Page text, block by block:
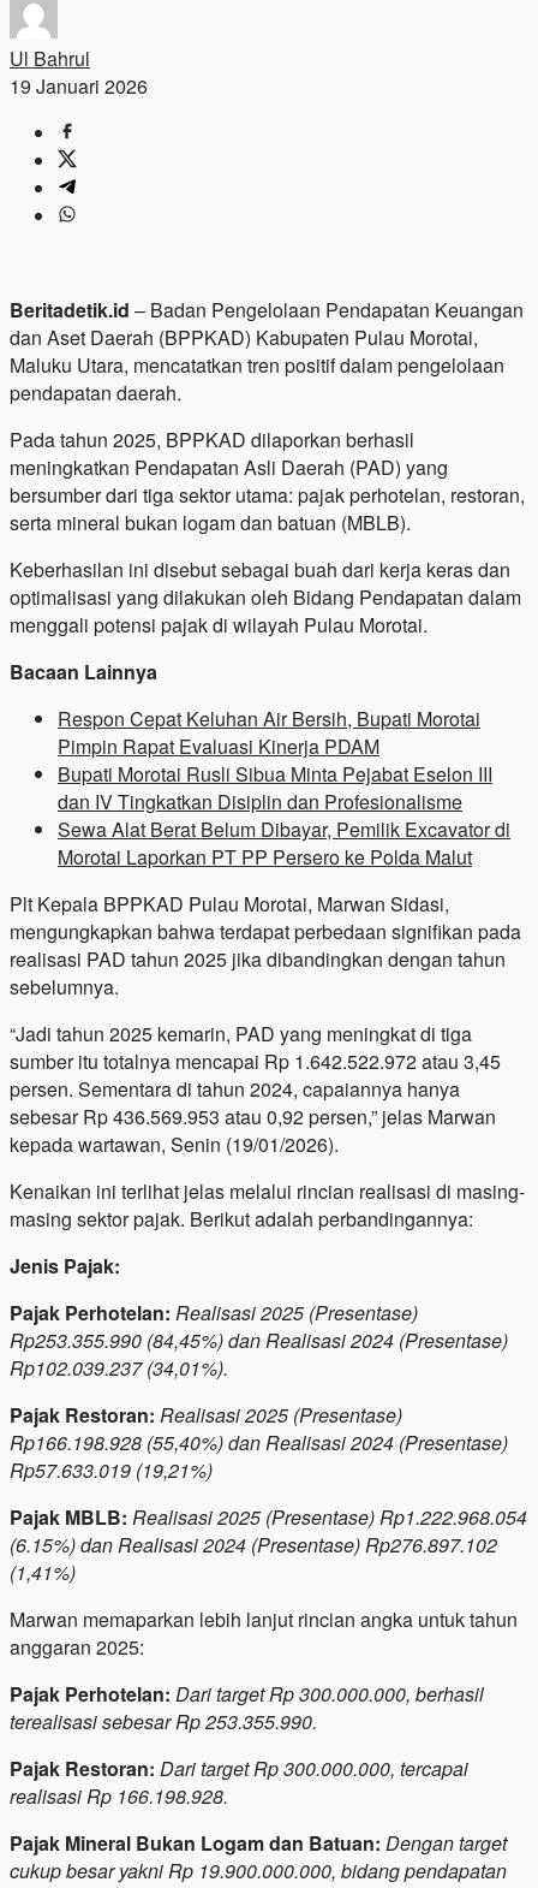
Ul Bahrul
19 Januari 2026
Beritadetik.id – Badan Pengelolaan Pendapatan Keuangan
dan Aset Daerah (BPPKAD) Kabupaten Pulau Morotai,
Maluku Utara, mencatatkan tren positif dalam pengelolaan
pendapatan daerah.
Pada tahun 2025, BPPKAD dilaporkan berhasil
meningkatkan Pendapatan Asli Daerah (PAD) yang
bersumber dari tiga sektor utama: pajak perhotelan, restoran,
serta mineral bukan logam dan batuan (MBLB).
Keberhasilan ini disebut sebagai buah dari kerja keras dan
optimalisasi yang dilakukan oleh Bidang Pendapatan dalam
menggali potensi pajak di wilayah Pulau Morotai.
Bacaan Lainnya
Respon Cepat Keluhan Air Bersih, Bupati Morotai
Pimpin Rapat Evaluasi Kinerja PDAM
Bupati Morotai Rusli Sibua Minta Pejabat Eselon III
dan IV Tingkatkan Disiplin dan Profesionalisme
Sewa Alat Berat Belum Dibayar, Pemilik Excavator di
Morotai Laporkan PT PP Persero ke Polda Malut
​Plt Kepala BPPKAD Pulau Morotai, Marwan Sidasi,
mengungkapkan bahwa terdapat perbedaan signifikan pada
realisasi PAD tahun 2025 jika dibandingkan dengan tahun
sebelumnya.
“Jadi tahun 2025 kemarin, PAD yang meningkat di tiga
sumber itu totalnya mencapai Rp 1.642.522.972 atau 3,45
persen. Sementara di tahun 2024, capaiannya hanya
sebesar Rp 436.569.953 atau 0,92 persen,” jelas Marwan
kepada wartawan, Senin (19/01/2026).
​Kenaikan ini terlihat jelas melalui rincian realisasi di masing-
masing sektor pajak. Berikut adalah perbandingannya:
Jenis Pajak:
Pajak Perhotelan: Realisasi 2025 (Presentase)
Rp253.355.990 (84,45%) dan Realisasi 2024 (Presentase)
Rp102.039.237 (34,01%).
Pajak Restoran: Realisasi 2025 (Presentase)
Rp166.198.928 (55,40%) dan Realisasi 2024 (Presentase)
Rp57.633.019 (19,21%)
Pajak MBLB: Realisasi 2025 (Presentase) Rp1.222.968.054
(6.15%) dan Realisasi 2024 (Presentase) Rp276.897.102
(1,41%)
Marwan memaparkan lebih lanjut rincian angka untuk tahun
anggaran 2025:
​Pajak Perhotelan: Dari target Rp 300.000.000, berhasil
terealisasi sebesar Rp 253.355.990.
​Pajak Restoran: Dari target Rp 300.000.000, tercapai
realisasi Rp 166.198.928.
​Pajak Mineral Bukan Logam dan Batuan: Dengan target
cukup besar yakni Rp 19.900.000.000, bidang pendapatan